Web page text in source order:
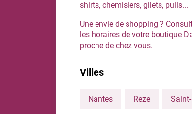
shirts, chemisiers, gilets, pulls...
Une envie de shopping ?
les horaires de votre boutique
proche de chez vous.
Villes
Nantes Reze